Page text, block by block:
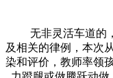
无非灵活车道的，
及相关的律例，本次
染和评价，教师率领